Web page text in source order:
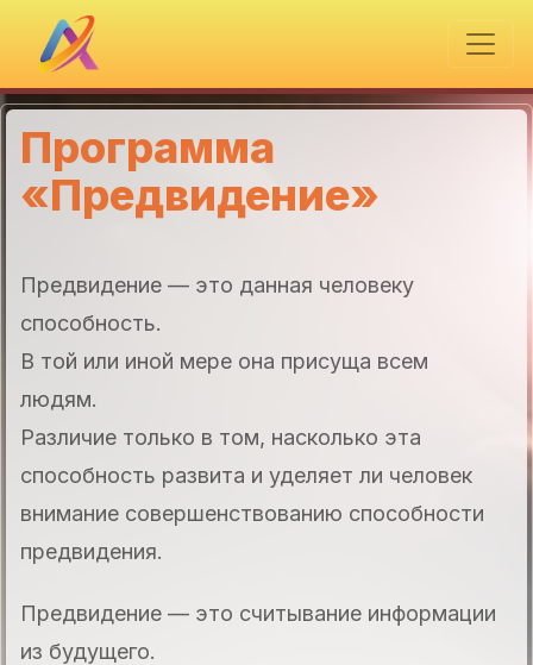
Программа
«Предвидение»
Предвидение — это данная человеку
способность.
В той или иной мере она присуща всем
людям.
Различие только в том, насколько эта
способность развита и уделяет ли человек
внимание совершенствованию способности
предвидения.
Предвидение — это считывание информации
из будущего.